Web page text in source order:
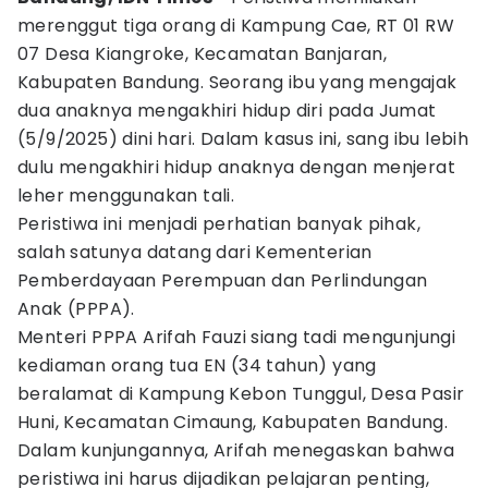
merenggut tiga orang di Kampung Cae, RT 01 RW
07 Desa Kiangroke, Kecamatan Banjaran,
Kabupaten Bandung. Seorang ibu yang mengajak
dua anaknya mengakhiri hidup diri pada Jumat
(5/9/2025) dini hari. Dalam kasus ini, sang ibu lebih
dulu mengakhiri hidup anaknya dengan menjerat
leher menggunakan tali.
Peristiwa ini menjadi perhatian banyak pihak,
salah satunya datang dari Kementerian
Pemberdayaan Perempuan dan Perlindungan
Anak (PPPA).
Menteri PPPA Arifah Fauzi siang tadi mengunjungi
kediaman orang tua EN (34 tahun) yang
beralamat di Kampung Kebon Tunggul, Desa Pasir
Huni, Kecamatan Cimaung, Kabupaten Bandung.
Dalam kunjungannya, Arifah menegaskan bahwa
peristiwa ini harus dijadikan pelajaran penting,